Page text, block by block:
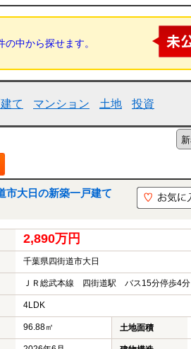
の中から探せます。
て マンション 土地 投資
大日の新築一戸建て
2,890万円
千葉県四街道市大日
ＪＲ総武本線 四街道駅 バス15分停歩4分
4LDK
96.88㎡ 土地面積